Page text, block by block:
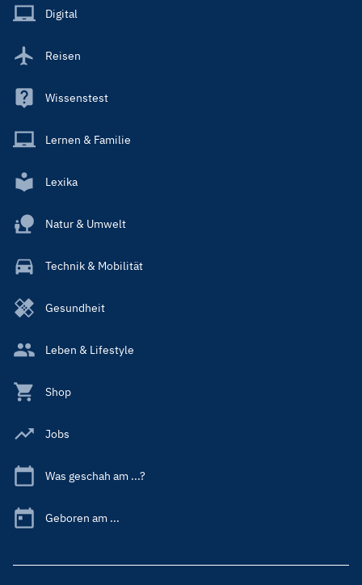
Main
Digital
Reisen
Wissenstest
Lernen & Familie
Lexika
Natur & Umwelt
Technik & Mobilität
Gesundheit
Leben & Lifestyle
Shop
Jobs
Was geschah am ...?
Geboren am ...